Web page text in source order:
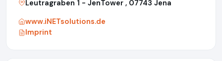
Leutragraben 1 - JenTower , 07743 Jena
www.iNETsolutions.de
Imprint